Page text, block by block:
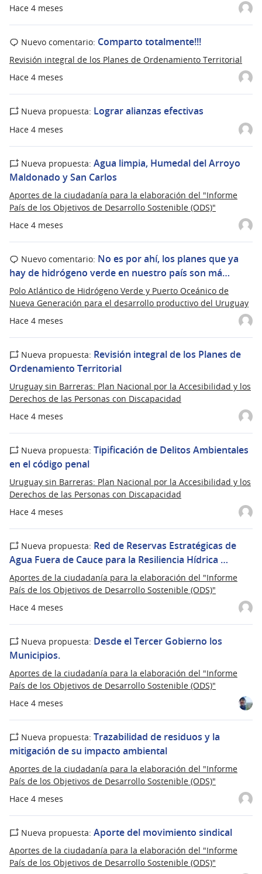
Hace 4 meses
Hace 4 meses
Nuevo comentario: Comparto totalmente!!!
Revisión integral de los Planes de Ordenamiento Territorial
Hace 4 meses
Nueva propuesta: Lograr alianzas efectivas
Hace 4 meses
Nueva propuesta: Agua limpia, Humedal del Arroyo
Maldonado y San Carlos
Aportes de la ciudadanía para la elaboración del "Informe
País de los Objetivos de Desarrollo Sostenible (ODS)"
Hace 4 meses
Nuevo comentario: No es por ahí, los planes que ya
hay de hidrógeno verde en nuestro país son má…
Polo Atlántico de Hidrógeno Verde y Puerto Oceánico de
Nueva Generación para el desarrollo productivo del Uruguay
Hace 4 meses
Nueva propuesta: Revisión integral de los Planes de
Ordenamiento Territorial
Uruguay sin Barreras: Plan Nacional por la Accesibilidad y los
Derechos de las Personas con Discapacidad
Hace 4 meses
Nueva propuesta: Tipificación de Delitos Ambientales
en el código penal
Uruguay sin Barreras: Plan Nacional por la Accesibilidad y los
Derechos de las Personas con Discapacidad
Hace 4 meses
Nueva propuesta: Red de Reservas Estratégicas de
Agua Fuera de Cauce para la Resiliencia Hídrica …
Aportes de la ciudadanía para la elaboración del "Informe
País de los Objetivos de Desarrollo Sostenible (ODS)"
Hace 4 meses
Nueva propuesta: Desde el Tercer Gobierno los
Municipios.
Aportes de la ciudadanía para la elaboración del "Informe
País de los Objetivos de Desarrollo Sostenible (ODS)"
Hace 4 meses
Nueva propuesta: Trazabilidad de residuos y la
mitigación de su impacto ambiental
Aportes de la ciudadanía para la elaboración del "Informe
País de los Objetivos de Desarrollo Sostenible (ODS)"
Nueva propuesta: Aporte del movimiento sindical
Aportes de la ciudadanía para la elaboración del "Informe
País de los Objetivos de Desarrollo Sostenible (ODS)"